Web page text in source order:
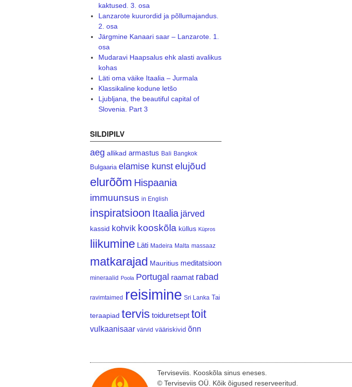
kaktused. 3. osa
Lanzarote kuurordid ja põllumajandus.
2. osa
Järgmine Kanaari saar – Lanzarote. 1.
osa
Mudaravi Haapsalus ehk alasti avalikus
kohas
Läti oma väike Itaalia – Jurmala
Klassikaline kodune letšo
Ljubljana, the beautiful capital of
Slovenia. Part 3
SILDIPILV
aeg allikad armastus Bali Bangkok
Bulgaaria elamise kunst elujõud
elurõõm Hispaania
immuunsus in English
inspiratsioon Itaalia järved
kassid kohvik kooskõla küllus Küpros
liikumine Läti Madeira Malta massaaz
matkarajad Mauritius meditatsioon
mineraalid Poola Portugal raamat rabad
ravimtaimed reisimine Sri Lanka Tai
teraapiad tervis toiduretsept toit
vulkaanisaar värvid vääriskivid õnn
Terviseviis. Kooskõla sinus eneses.
© Terviseviis OÜ. Kõik õigused reserveeritud.